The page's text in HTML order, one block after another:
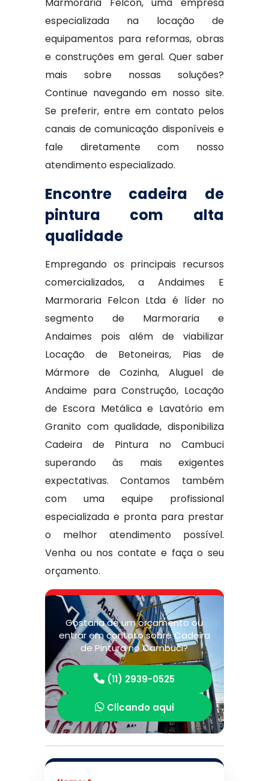
especializada na locação de
equipamentos para reformas, obras
e construções em geral. Quer saber
mais sobre nossas soluções?
Continue navegando em nosso site.
Se preferir, entre em contato pelos
canais de comunicação disponíveis e
fale diretamente com nosso
atendimento especializado.
Encontre cadeira de
pintura com alta
qualidade
Empregando os principais recursos
comercializados, a Andaimes E
Marmoraria Felcon Ltda é líder no
segmento de Marmoraria e
Andaimes pois além de viabilizar
Locação de Betoneiras, Pias de
Mármore de Cozinha, Aluguel de
Andaime para Construção, Locação
de Escora Metálica e Lavatório em
Granito com qualidade, disponibiliza
Cadeira de Pintura no Cambuci
superando às mais exigentes
expectativas. Contamos também
com uma equipe profissional
especializada e pronta para prestar
o melhor atendimento possível.
Venha ou nos contate e faça o seu
orçamento.
Gostaria de um orçamento ou
entrar em contato sobre Cadeira
de Pintura no Cambuci?
(11) 2939-0525
Clicando aqui